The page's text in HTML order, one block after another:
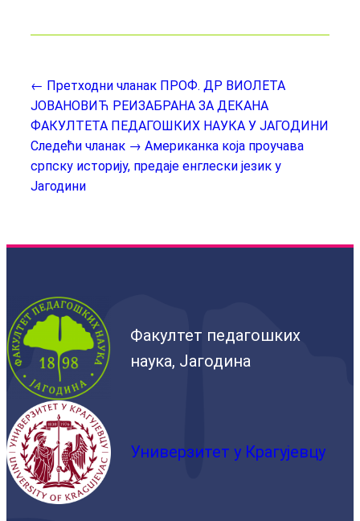
← Претходни чланак ПРОФ. ДР ВИОЛЕТА
ЈОВАНОВИЋ РЕИЗАБРАНА ЗА ДЕКАНА
ФАКУЛТЕТА ПЕДАГОШКИХ НАУКА У ЈАГОДИНИ
Следећи чланак → Американка која проучава
српску историју, предаје енглески језик у
Јагодини
Факултет педагошких
наука, Јагодина
Универзитет у Крагујевцу